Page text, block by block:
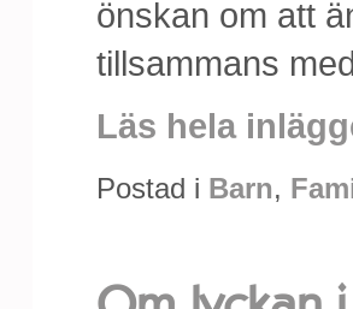
önskan om att
tillsammans
Läs hela
Postad i Barn,